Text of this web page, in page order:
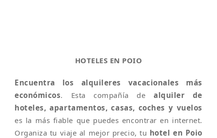
HOTELES EN POIO
Encuentra los alquileres vacacionales más
económicos. Esta compañía de alquiler de
hoteles, apartamentos, casas, coches y vuelos
es la más fiable que puedes encontrar en internet.
Organiza tu viaje al mejor precio, tu hotel en Poio